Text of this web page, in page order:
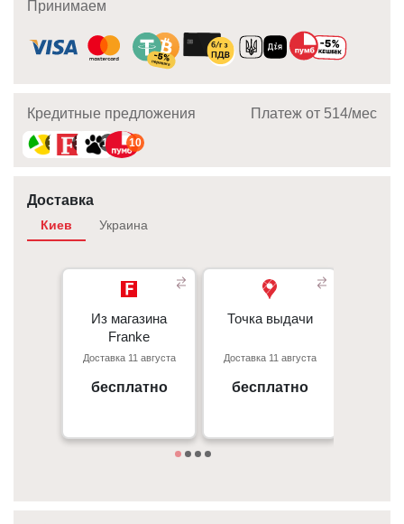
Принимаем
Кредитные предложения Платеж от 514/мec
10 10 10 10
Доставка
Киев Украина
Из магазина
Franke
Доставка 11 августа
бесплатно
Из магазина
Franke
Киев, пр. С. Бандеры 23, ТЦ
Gorodok Gallery
Точка выдачи
Доставка 11 августа
бесплатно
Точка выдачи
г. Киев пр. Отрадный, 95к
09:00 - 18:00